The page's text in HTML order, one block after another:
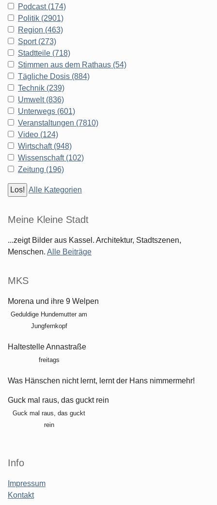
Podcast (174)
Politik (2901)
Region (463)
Sport (273)
Stadtteile (718)
Stimmen aus dem Rathaus (54)
Tägliche Dosis (884)
Technik (239)
Umwelt (836)
Unterwegs (601)
Veranstaltungen (7810)
Video (124)
Wirtschaft (948)
Wissenschaft (102)
Zeitung (196)
Alle Kategorien
Meine Kleine Stadt
...zeigt Bilder aus Kassel. Architektur, Stadtszenen,
Menschen. Alle Beiträge
MKS
Morena und ihre 9 Welpen
Geduldige Hundemutter am
Jungfernkopf
Haltestelle Annastraße
freitags
Was Hänschen nicht lernt, lernt der Hans nimmermehr!
Guck mal raus, das guckt rein
Guck mal raus, das guckt
rein
Info
Impressum
Kontakt